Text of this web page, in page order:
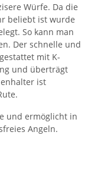
Würfe. Da die
beliebt ist wurde
So kann man
Der schnelle und
mit K-
und überträgt
ist
und ermöglicht in
Angeln.